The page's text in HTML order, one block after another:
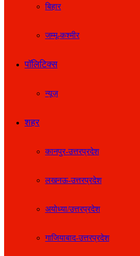
बिहार
जम्मू-कश्मीर
पॉलिटिक्स
न्यूज़
शहर
कानपुर-उत्तरप्रदेश
लखनऊ-उत्तरप्रदेश
अयोध्या/उत्तरप्रदेश
गाजियाबाद-उत्तरप्रदेश